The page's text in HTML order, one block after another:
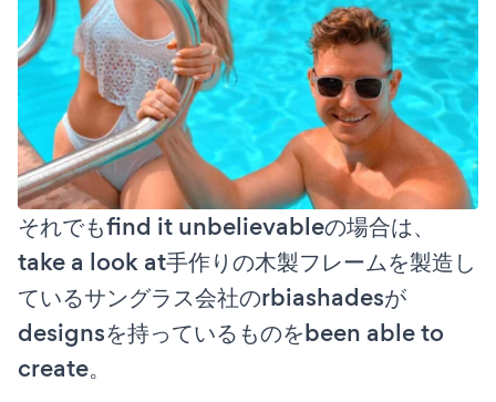
それでもfind it unbelievableの場合は、
take a look at手作りの木製フレームを製造し
ているサングラス会社のrbiashadesが
designsを持っているものをbeen able to
create。